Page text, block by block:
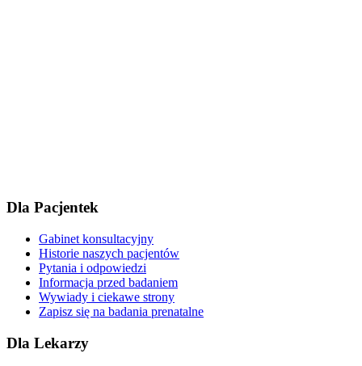
Dla Pacjentek
Gabinet konsultacyjny
Historie naszych pacjentów
Pytania i odpowiedzi
Informacja przed badaniem
Wywiady i ciekawe strony
Zapisz się na badania prenatalne
Dla Lekarzy